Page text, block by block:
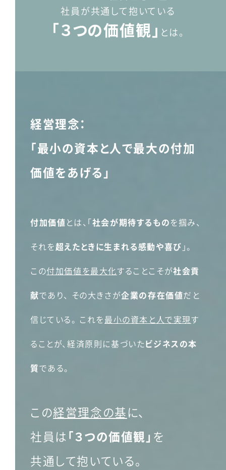
社員が共通して抱いている
「３つの価値観」 とは。
経営理念：
「最小の資本と人で最大の付加
価値をあげる」
付加価値とは、「社会が期待するものを掴み、
それを超えたときに生まれる感動や喜び 」。
この付加価値を最大化することこそが社会貢
献であり、 その大きさが企業の存在価値だと
信じている。 これを最小の資本と人で実現す
ることが、経済原則に基づいたビジネスの本
質である。
この経営理念の基に、
社員は「３つの価値観」 を
共通して抱いている。